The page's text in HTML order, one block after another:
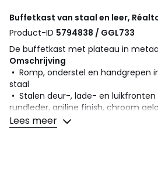
Buffetkast van staal en leer,
Product-ID 5794838 / GGL733
De buffetkast met plateau in
Omschrijving
• Romp, onderstel en handgrepen
staal
• Stalen deur-, lade- en
rundleder, aniline finish, chroom
• 2 deuren met het zacht
• 1 lade
Lees meer